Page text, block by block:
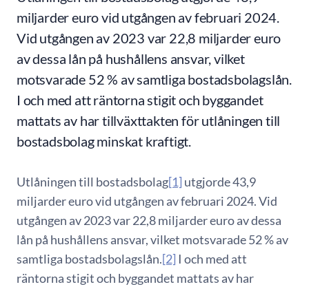
miljarder euro vid utgången av februari 2024.
Vid utgången av 2023 var 22,8 miljarder euro
av dessa lån på hushållens ansvar, vilket
motsvarade 52 % av samtliga bostadsbolagslån.
I och med att räntorna stigit och byggandet
mattats av har tillväxttakten för utlåningen till
bostadsbolag minskat kraftigt.
Utlåningen till bostadsbolag[1] utgjorde 43,9
miljarder euro vid utgången av februari 2024. Vid
utgången av 2023 var 22,8 miljarder euro av dessa
lån på hushållens ansvar, vilket motsvarade 52 % av
samtliga bostadsbolagslån.[2] I och med att
räntorna stigit och byggandet mattats av har